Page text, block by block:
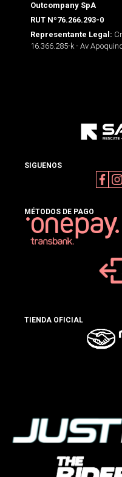
Outcompany SpA
RUT Nº76.266.293-0
Representante Legal:
16.366.285-k - Av
SIGUENOS
MÉTODOS DE PAGO
TIENDA OFICIAL